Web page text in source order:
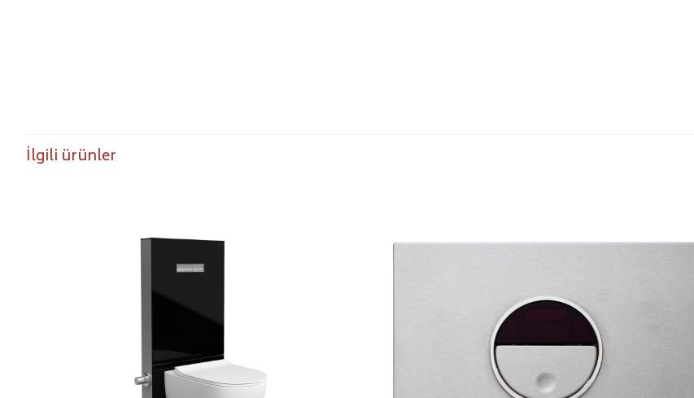
İlgili ürünler